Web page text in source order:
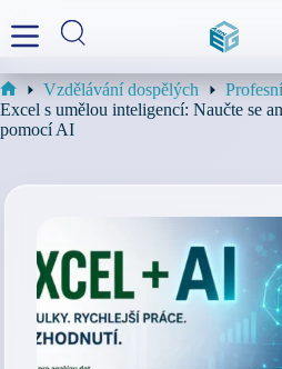
to
content
Home
Vzdělávání dospělých
Excel s umělou inteligencí: Naučte se
pomocí AI